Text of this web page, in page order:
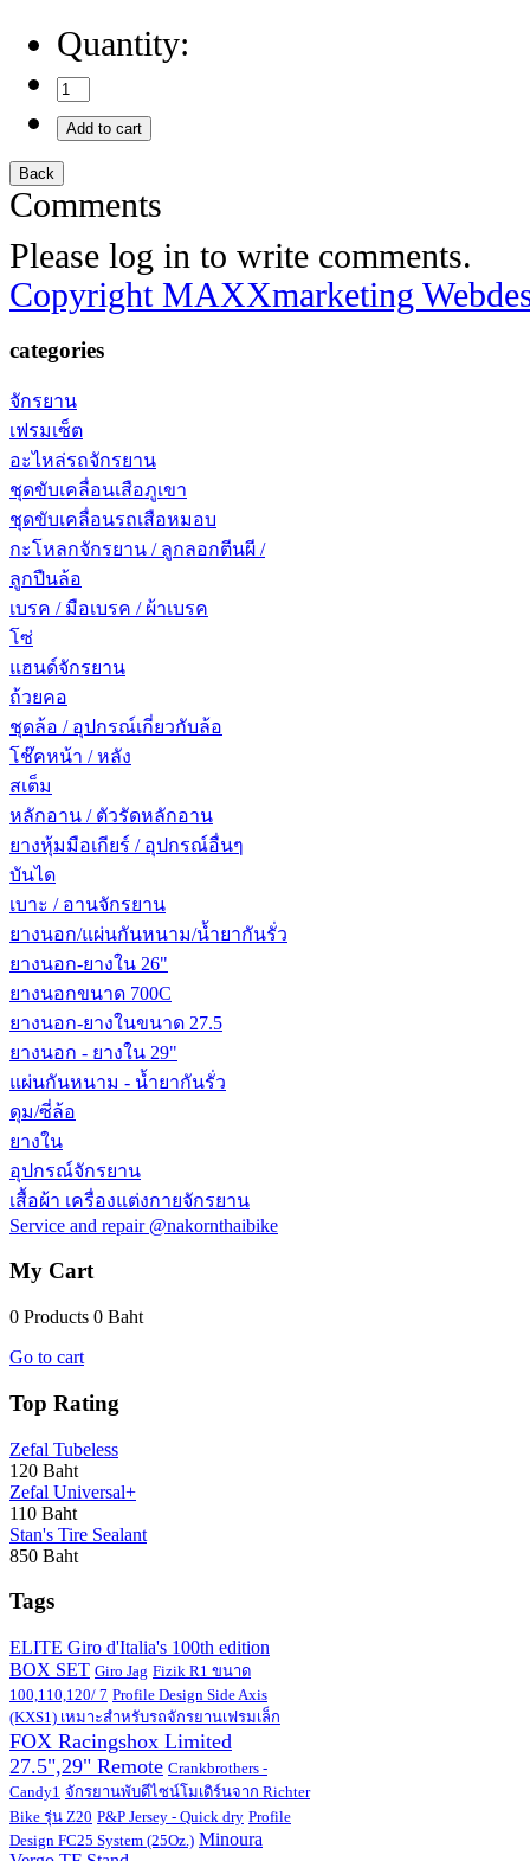
Quantity:
Comments
Please log in to write comments.
Copyright MAXXmarketing
categories
จักรยาน
เฟรมเซ็ต
อะไหล่รถจักรยาน
ชุดขับเคลื่อนเสือภูเขา
ชุดขับเคลื่อนรถเสือหมอบ
กะโหลกจักรยาน / ลูกลอกตีนผี /
ลูกปืนล้อ
เบรค / มือเบรค / ผ้าเบรค
โซ่
แฮนด์จักรยาน
ถ้วยคอ
ชุดล้อ / อุปกรณ์เกี่ยวกับล้อ
โช๊คหน้า / หลัง
สเต็ม
หลักอาน / ตัวรัดหลักอาน
ยางหุ้มมือเกียร์ / อุปกรณ์อื่นๆ
บันได
เบาะ / อานจักรยาน
ยางนอก/แผ่นกันหนาม/น้ำยากันรั่ว
ยางนอก-ยางใน 26"
ยางนอกขนาด 700C
ยางนอก-ยางในขนาด 27.5
ยางนอก - ยางใน 29"
แผ่นกันหนาม - น้ำยากันรั่ว
ดุม/ซี่ล้อ
ยางใน
อุปกรณ์จักรยาน
เสื้อผ้า เครื่องแต่งกายจักรยาน
Service and repair @nakornthaibike
My Cart
0 Products 0 Baht
Go to cart
Top Rating
Zefal Tubeless
120 Baht
Zefal Universal+
110 Baht
Stan's Tire Sealant
850 Baht
Tags
ELITE Giro d'Italia's 100th edition
BOX SET Giro Jag Fizik R1 ขนาด
100,110,120/ 7 Profile Design Side Axis
(KXS1) เหมาะสำหรับรถจักรยานเฟรมเล็ก
FOX Racingshox Limited
27.5",29" Remote Crankbrothers -
Candy1 จักรยานพับดีไซน์โมเดิร์นจาก Richter
Bike รุ่น Z20 P&P Jersey - Quick dry Profile
Design FC25 System (25Oz.) Minoura